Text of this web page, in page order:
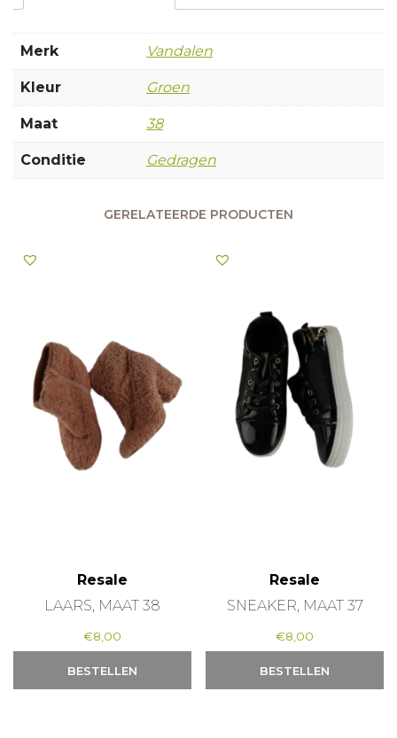
Merk Vandalen
Kleur Groen
Maat 38
Conditie Gedragen
GERELATEERDE PRODUCTEN
Resale
LAARS, MAAT 38
€8,00
BESTELLEN
Resale
SNEAKER, MAAT 37
€8,00
BESTELLEN